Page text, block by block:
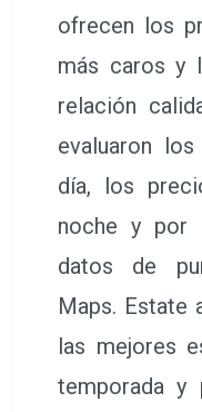
ofrecen los
más caros y
relación
evaluaron
día, los
noche y por
datos de
Maps. Estate
las mejores
temporada y